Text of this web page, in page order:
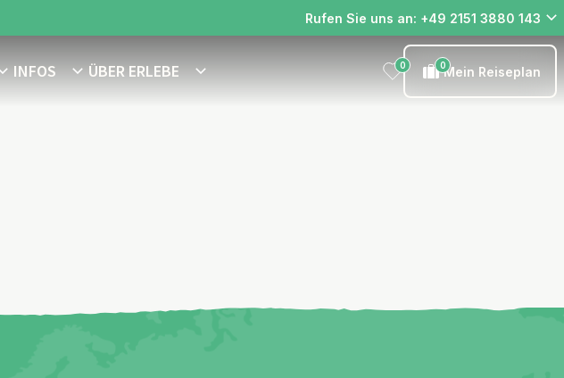
Rufen Sie uns an: +49 2151 3880 143
INFOS ÜBER ERLEBE 0 0Mein Reiseplan